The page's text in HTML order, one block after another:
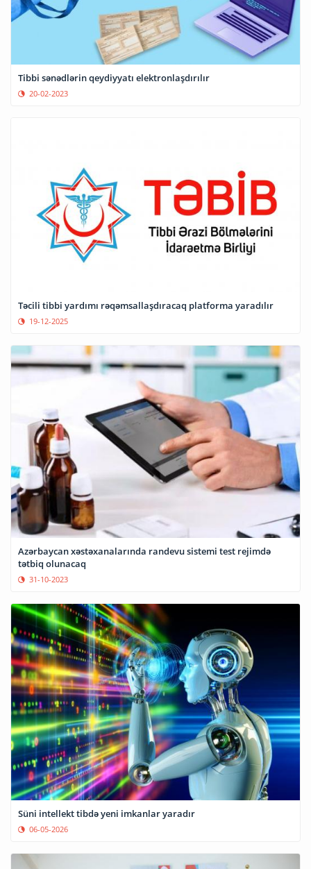
Tibbi sənədlərin qeydiyyatı elektronlaşdırılır
20-02-2023
Təcili tibbi yardımı rəqəmsallaşdıracaq platforma yaradılır
19-12-2025
Azərbaycan xəstəxanalarında randevu sistemi test rejimdə
tətbiq olunacaq
31-10-2023
Süni intellekt tibdə yeni imkanlar yaradır
06-05-2026